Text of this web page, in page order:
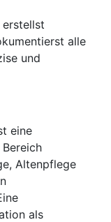
erstellst
alle
und
eine
Altenpflege
als